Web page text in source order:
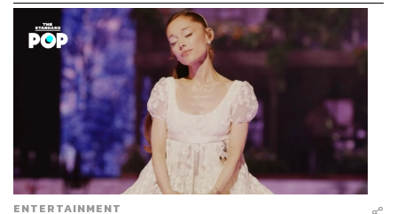
ENTERTAINMENT